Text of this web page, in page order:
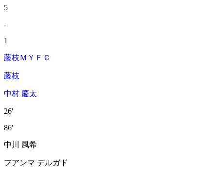
5
-
1
藤枝ＭＹＦＣ
藤枝
中村 慶太
26'
86'
中川 風希
フアンマ デルガド